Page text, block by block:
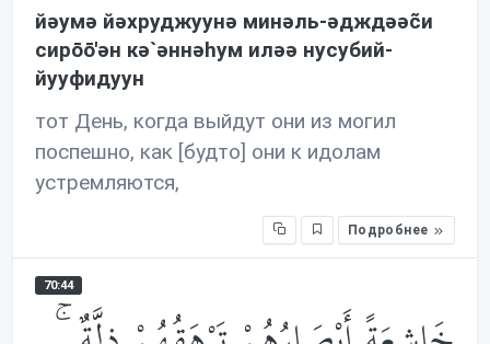
йəумə йəхруджуунə минəль-əдждəəc̃и
сирōō'əн кə`əннəhум илəə нусубий-
йууфидуун
тот День, когда выйдут они из могил
поспешно, как [будто] они к идолам
устремляются,
Подробнее
70:44